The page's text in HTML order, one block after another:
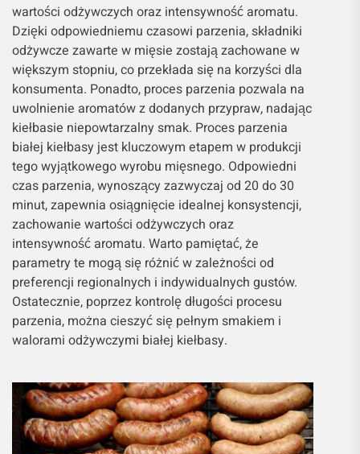
wartości odżywczych oraz intensywność aromatu.
Dzięki odpowiedniemu czasowi parzenia, składniki
odżywcze zawarte w mięsie zostają zachowane w
większym stopniu, co przekłada się na korzyści dla
konsumenta. Ponadto, proces parzenia pozwala na
uwolnienie aromatów z dodanych przypraw, nadając
kiełbasie niepowtarzalny smak. Proces parzenia
białej kiełbasy jest kluczowym etapem w produkcji
tego wyjątkowego wyrobu mięsnego. Odpowiedni
czas parzenia, wynoszący zazwyczaj od 20 do 30
minut, zapewnia osiągnięcie idealnej konsystencji,
zachowanie wartości odżywczych oraz
intensywność aromatu. Warto pamiętać, że
parametry te mogą się różnić w zależności od
preferencji regionalnych i indywidualnych gustów.
Ostatecznie, poprzez kontrolę długości procesu
parzenia, można cieszyć się pełnym smakiem i
walorami odżywczymi białej kiełbasy.